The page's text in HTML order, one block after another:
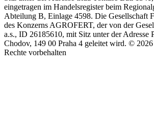
eingetragen im Handelsregister beim
Abteilung B, Einlage 4598. Die Gesellschaft
des Konzerns AGROFERT, der von der
a.s., ID 26185610, mit Sitz unter der Adresse
Chodov, 149 00 Praha 4 geleitet wird. © 2026
Rechte vorbehalten